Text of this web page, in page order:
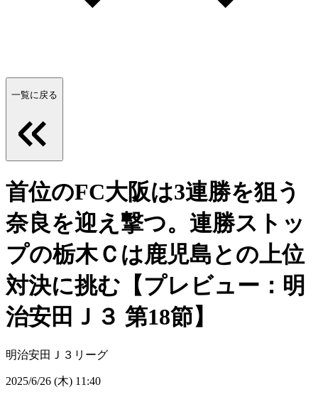
一覧に戻る
首位のFC大阪は3連勝を狙う
奈良を迎え撃つ。連勝ストッ
プの栃木Ｃは鹿児島との上位
対決に挑む【プレビュー：明
治安田Ｊ３ 第18節】
明治安田Ｊ３リーグ
2025/6/26 (木) 11:40